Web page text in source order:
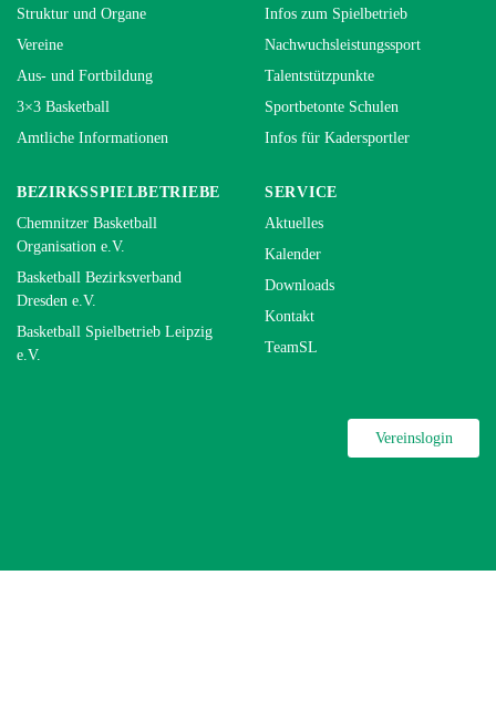
Struktur und Organe
Vereine
Aus- und Fortbildung
3×3 Basketball
Amtliche Informationen
Infos zum Spielbetrieb
Nachwuchsleistungssport
Talentstützpunkte
Sportbetonte Schulen
Infos für Kadersportler
BEZIRKSSPIELBETRIEBE
Chemnitzer Basketball
Organisation e.V.
Basketball Bezirksverband
Dresden e.V.
Basketball Spielbetrieb Leipzig
e.V.
SERVICE
Aktuelles
Kalender
Downloads
Kontakt
TeamSL
Vereinslogin